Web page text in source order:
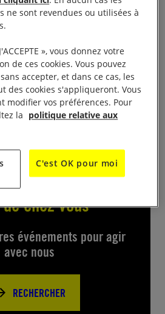
10h-17h, Salle Chaminadour
d’art réalisées par des artistes
Droit(s) dans le mur
, installations, collages…
chez vous
événements pour agir
avec nous
RECHERCHER
ne sont revendues ou utilisées à
», vous donnez votre
de ces cookies. Vous pouvez
accepter, et dans ce cas, les
des cookies s'appliqueront. Vous
modifier vos préférences. Pour
la politique relative aux
C'est OK pour moi